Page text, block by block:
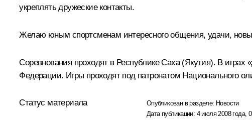
укреплять дружеские контакты.
Желаю юным спортсменам интересного общения, удачи,
Соревнования проходят в Республике Саха (Якутия). В
Федерации. Игры проходят под патронатом Национального
Статус материала Опубликован в разделе: Новости
Дата публикации: 4 июля 2008 года,